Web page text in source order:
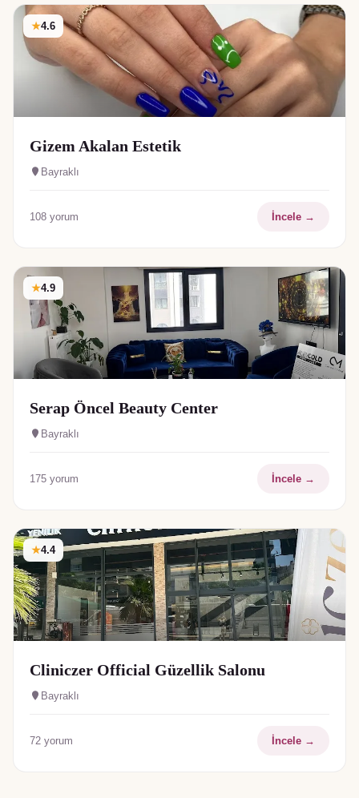
★4.6
Gizem Akalan Estetik
Bayraklı
108 yorum İncele →
★4.9
Serap Öncel Beauty Center
Bayraklı
175 yorum İncele →
★4.4
Cliniczer Official Güzellik Salonu
Bayraklı
72 yorum İncele →